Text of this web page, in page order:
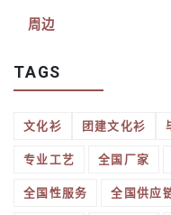
周边
TAGS
文化衫 团建文化衫
专业工艺 全国厂家
全国性服务 全国供应